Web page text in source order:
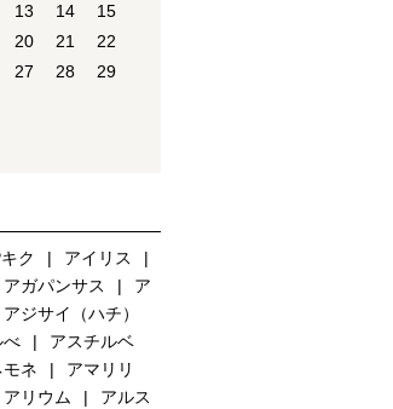
13 14
15
20 21
22
27 28
29
ク
アイリス
アガパンサス
ア
アジサイ（ハチ）
べ
アスチルベ
モネ
アマリリ
アリウム
アルス